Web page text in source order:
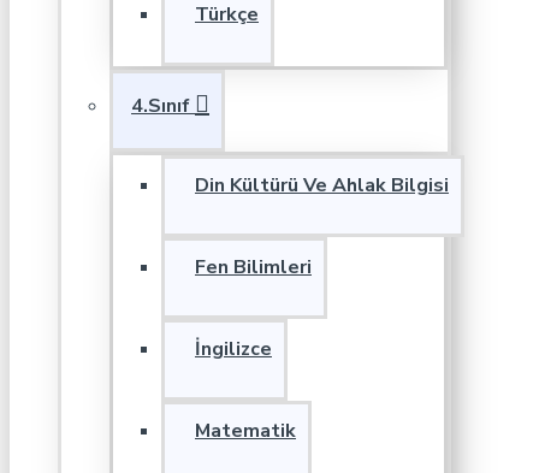
Türkçe
4.Sınıf
Din Kültürü Ve Ahlak Bilgisi
Fen Bilimleri
İngilizce
Matematik